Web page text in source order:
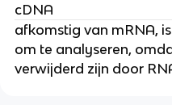
cDNA
afkomstig van mRNA,
om te analyseren,
verwijderd zijn door